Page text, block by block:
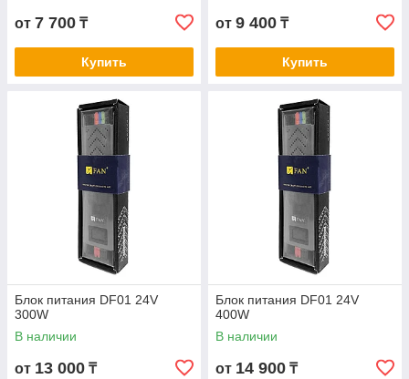
от 7 700 ₸
Купить
от 9 400 ₸
Купить
Блок питания DF01 24V
300W
В наличии
от 13 000 ₸
Блок питания DF01 24V
400W
В наличии
от 14 900 ₸